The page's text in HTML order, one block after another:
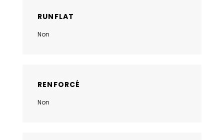
RUNFLAT
Non
RENFORCÉ
Non